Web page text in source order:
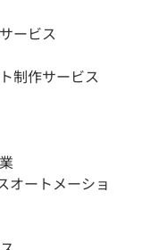
ービス
制作サービス
オートメーショ